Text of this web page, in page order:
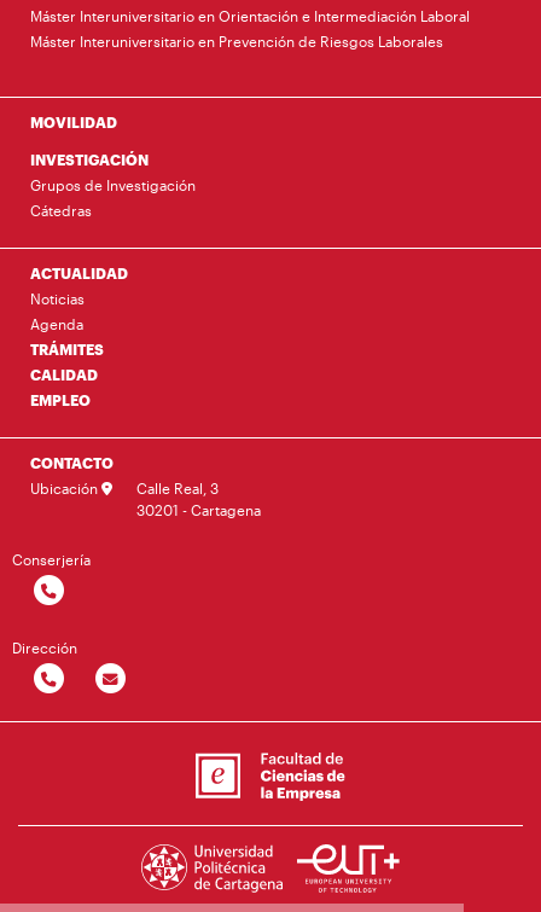
Máster Interuniversitario en Orientación e Intermediación Laboral
Máster Interuniversitario en Prevención de Riesgos Laborales
MOVILIDAD
INVESTIGACIÓN
Grupos de Investigación
Cátedras
ACTUALIDAD
Noticias
Agenda
TRÁMITES
CALIDAD
EMPLEO
CONTACTO
Ubicación
Calle Real, 3
30201 - Cartagena
Conserjería
Dirección